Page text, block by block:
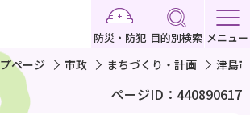
防災・防犯 目的別検索 メニュー
ページ 市政 まちづくり・計画 津島
ページID：440890617